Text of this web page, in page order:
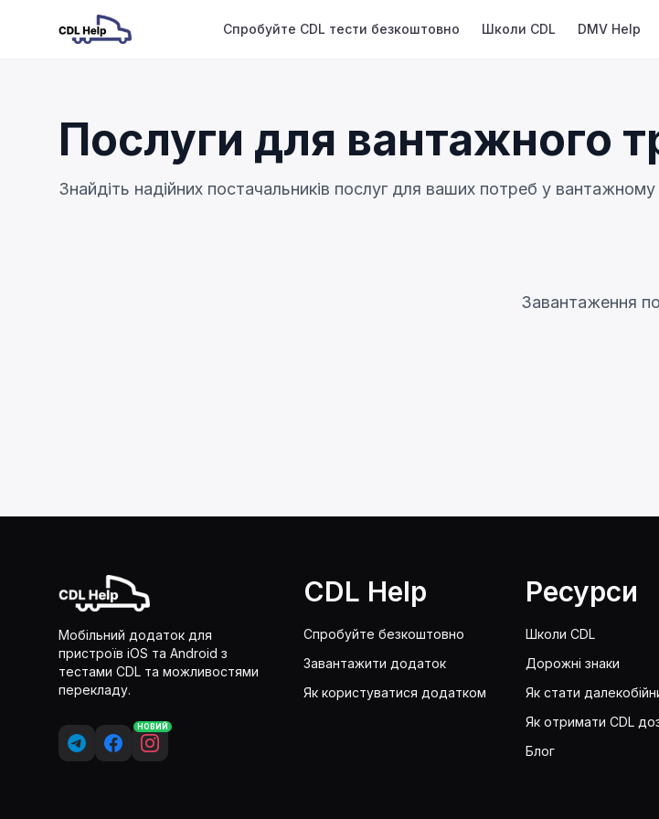
Спробуйте CDL тести безкоштовно Школи CDL DMV Help
Послуги для вантажного
Знайдіть надійних постачальників послуг для ваших потреб у вантажному
Завантаження
Мобільний додаток для
пристроїв iOS та Android з
тестами CDL та можливостями
перекладу.
НОВИЙ
CDL Help
Спробуйте безкоштовно
Завантажити додаток
Як користуватися додатком
Ресурси
Школи CDL
Дорожні знаки
Як стати
Як отримати CDL
Блог